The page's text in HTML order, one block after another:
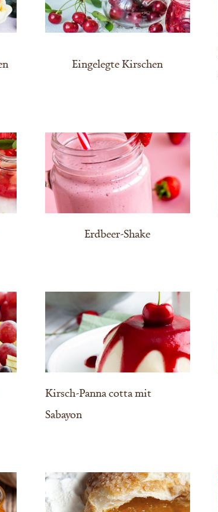
Eingelegte Kirschen
Erdbeer-Shake
Kirsch-Panna cotta mit
Sabayon